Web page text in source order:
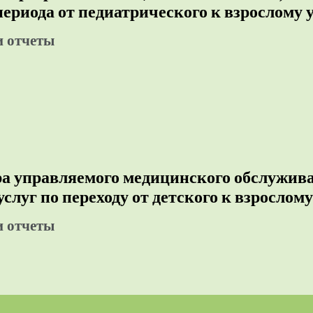
от педиатрического к взрослому
отчеты
управляемого медицинского
по переходу от детского к
отчеты